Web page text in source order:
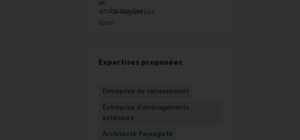
E-Réputation
Expertises proposées
Entreprise de terrassement
Entreprise d'aménagements
extérieurs
Architecte Paysagiste